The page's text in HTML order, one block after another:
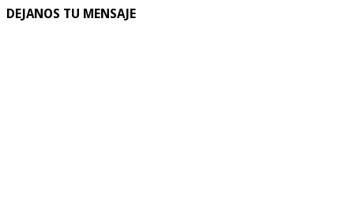
DEJANOS TU MENSAJE